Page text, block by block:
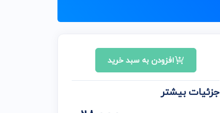
افزودن به سبد خرید
جزئیات بیشتر